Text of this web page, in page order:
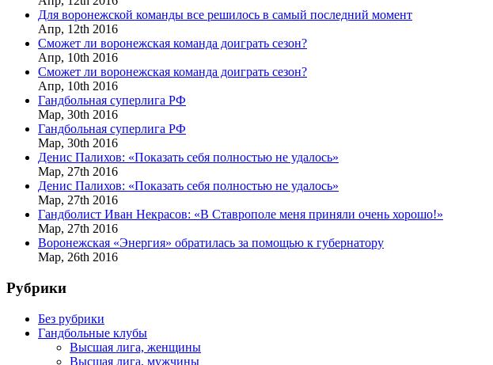
Для воронежской команды все решилось в самый последний момент
Апр, 12th 2016
Сможет ли воронежская команда доиграть сезон?
Апр, 10th 2016
Сможет ли воронежская команда доиграть сезон?
Апр, 10th 2016
Гандбольная суперлига РФ
Мар, 30th 2016
Гандбольная суперлига РФ
Мар, 30th 2016
Денис Палихов: «Показать себя полностью не удалось»
Мар, 27th 2016
Денис Палихов: «Показать себя полностью не удалось»
Мар, 27th 2016
Гандболист Иван Некрасов: «В Ставрополе меня приняли очень хорошо!»
Мар, 27th 2016
Воронежская «Энергия» обратилась за помощью к губернатору
Мар, 26th 2016
Рубрики
Без рубрики
Гандбольные клубы
Высшая лига, женщины
Высшая лига, мужчины